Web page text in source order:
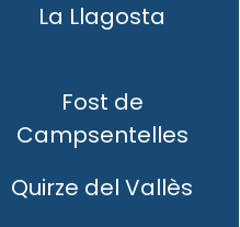
La Llagosta
Fost de
Campsentelles
Quirze del Vallès